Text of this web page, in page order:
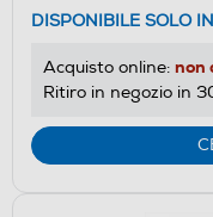
DISPONIBILE SOLO
Acquisto online: non
Ritiro in negozio in